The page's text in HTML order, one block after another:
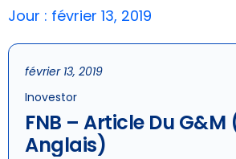
Jour : février 13, 2019
février 13, 2019
Inovestor
FNB – Article Du G&M
Anglais)